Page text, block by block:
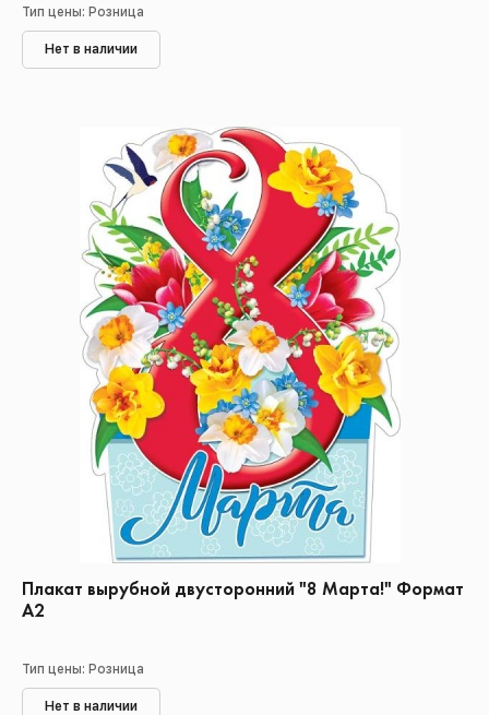
Тип цены: Розница
Нет в наличии
Плакат вырубной двусторонний "8 Марта!" Формат
А2
Тип цены: Розница
Нет в наличии